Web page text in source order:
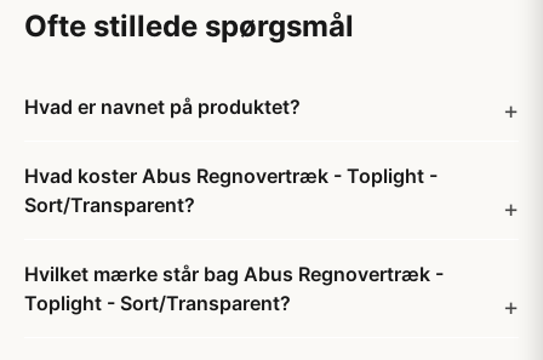
Ofte stillede spørgsmål
Hvad er navnet på produktet?
Hvad koster Abus Regnovertræk - Toplight -
Sort/Transparent?
Hvilket mærke står bag Abus Regnovertræk -
Toplight - Sort/Transparent?